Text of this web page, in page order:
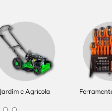
Jardim e Agrícola